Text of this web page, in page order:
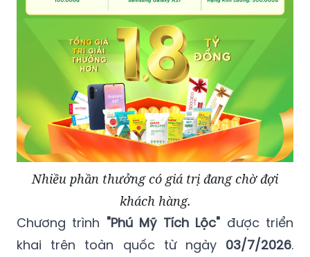
Nhiều phần thưởng có giá trị đang chờ đợi
khách hàng.
Chương trình "Phú Mỹ Tích Lộc" được triển
khai trên toàn quốc từ ngày 03/7/2026.